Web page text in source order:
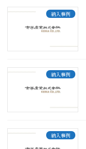
納入事例
納入事例
納入事例